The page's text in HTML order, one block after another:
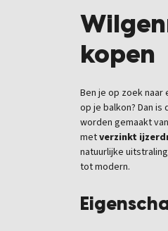
kopen
Ben je op zoek
op je balkon? Dan is
worden gemaakt van
metverzinkt
natuurlijke
tot modern.